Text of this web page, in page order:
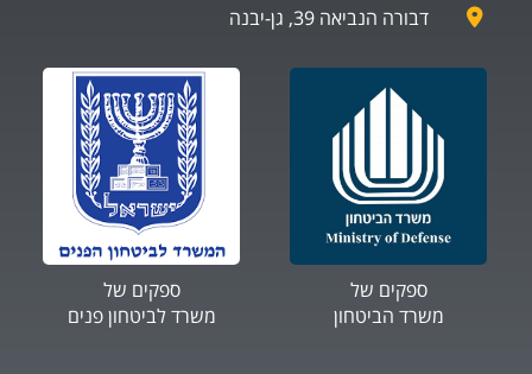
דבורה הנביאה 39, גן-יבנה
ספקים של
משרד הביטחון
ספקים של
משרד לביטחון פנים